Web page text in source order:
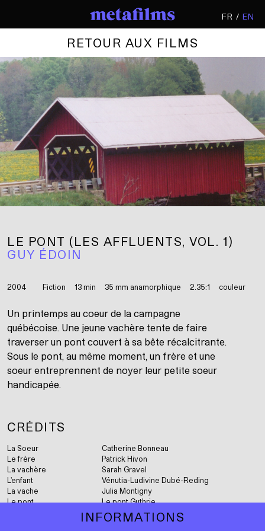
FR /EN
FILMS
RETOUR AUX FILMS
+ DOCUMENTAIRE VIDÉOCLIP
Acrobat
Ainsi soient-elles
Amour Apocalypse
Back To Rock (Marie
Davidson & L’Œil Nu)
Boris sans Béatrice
Cercueil, tabarnak!
Cinéma des aveugles
Code 13
College Boy (Indochine)
Corps contrarié
Diego Star
État sauvage
Faillir
Falcon Lake
LE PONT (LES AFFLUENTS, VOL. 1)
GUY ÉDOIN
2004 Fiction 13 min 35 mm anamorphique 2.35:1 couleur
Un printemps au coeur de la campagne
québécoise. Une jeune vachère tente de faire
traverser un pont couvert à sa bête récalcitrante.
Sous le pont, au même moment, un frère et une
soeur entreprennent de noyer leur petite soeur
handicapée.
CRÉDITS
La Soeur
Catherine Bonneau
Le frère
Patrick Hivon
La vachère
Sarah Gravel
L'enfant
Vénutia-Ludivine Dubé-Reding
La vache
Julia Montigny
Le pont
Le pont Guthrie
Scénario & réalisation
Guy Édoin
INFORMATIONS